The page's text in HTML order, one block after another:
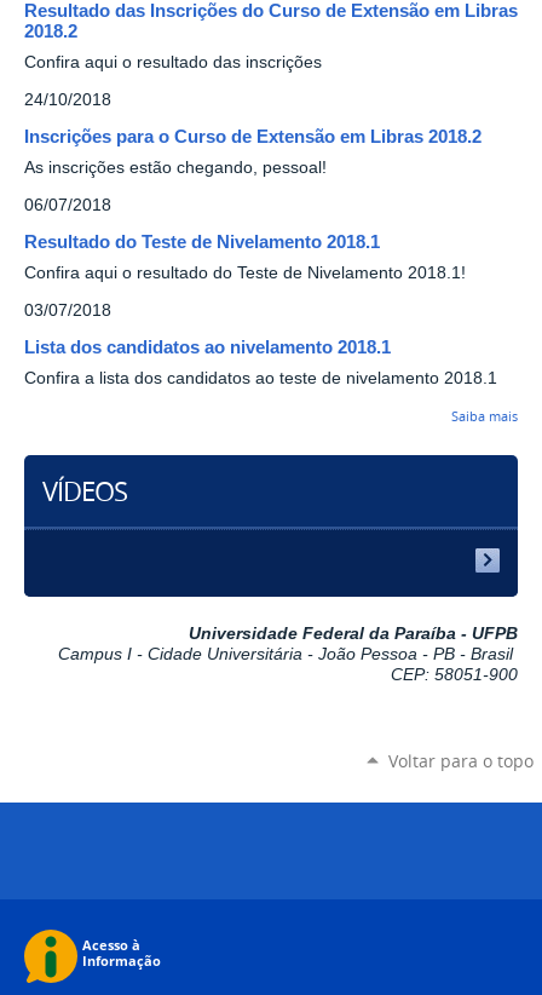
Resultado das Inscrições do Curso de Extensão em Libras
2018.2
Confira aqui o resultado das inscrições
24/10/2018
Inscrições para o Curso de Extensão em Libras 2018.2
As inscrições estão chegando, pessoal!
06/07/2018
Resultado do Teste de Nivelamento 2018.1
Confira aqui o resultado do Teste de Nivelamento 2018.1!
03/07/2018
Lista dos candidatos ao nivelamento 2018.1
Confira a lista dos candidatos ao teste de nivelamento 2018.1
Saiba mais
VÍDEOS
Universidade Federal da Paraíba - UFPB
Campus I - Cidade Universitária - João Pessoa - PB - Brasil
CEP: 58051-900
Voltar para o topo